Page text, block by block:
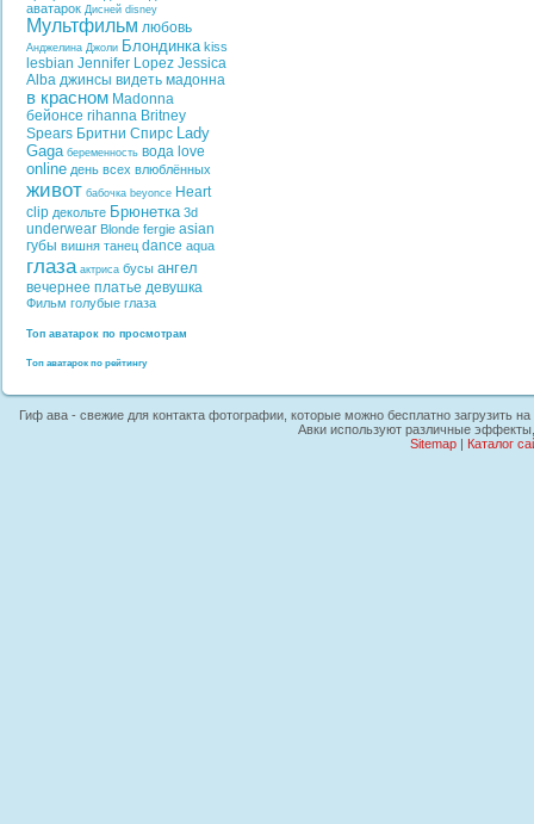
аватарок Дисней disney
Мультфильм любовь
Анджелина Джоли Блондинка kiss
lesbian Jennifer Lopez Jessica
Alba джинсы видеть мадонна
в красном Madonna
бейонсе rihanna Britney
Spears Бритни Спирс Lady
Gaga беременность вода love
online день всех влюблённых
живот бабочка beyonce Heart
clip декольте Брюнетка 3d
underwear Blonde fergie asian
губы вишня танец dance aqua
глаза актриса бусы ангел
вечернее платье девушка
Фильм голубые глаза
Топ аватарок по просмотрам
Топ аватарок по рейтингу
Гиф ава - свежие для контакта фотографии, которые можно бесплатно загрузить
Авки используют различные
Sitemap| Каталог